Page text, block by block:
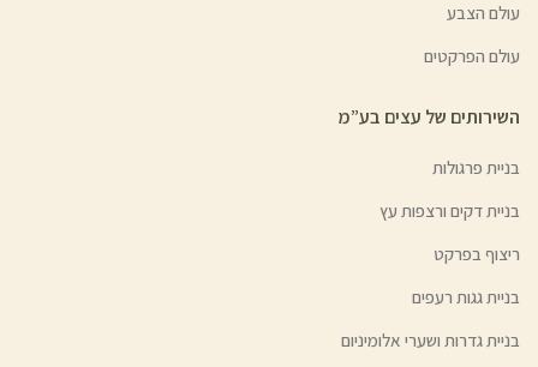
עולם הצבע
עולם הפרקטים
השירותים של עצים בע”מ
בניית פרגולות
בניית דקים ורצפות עץ
ריצוף בפרקט
בניית גגות רעפים
בניית גדרות ושערי אלומיניום